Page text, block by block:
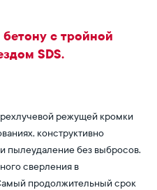
с тройной
SDS.
режущей кромки
конструктивно
пылеудаление без выбросов.
сверления в
продолжительный срок